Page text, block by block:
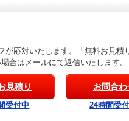
が応対いたします。「無料お見積
合はメールにて返信いたします。
見積り
受付中
お問合わ
24時間受